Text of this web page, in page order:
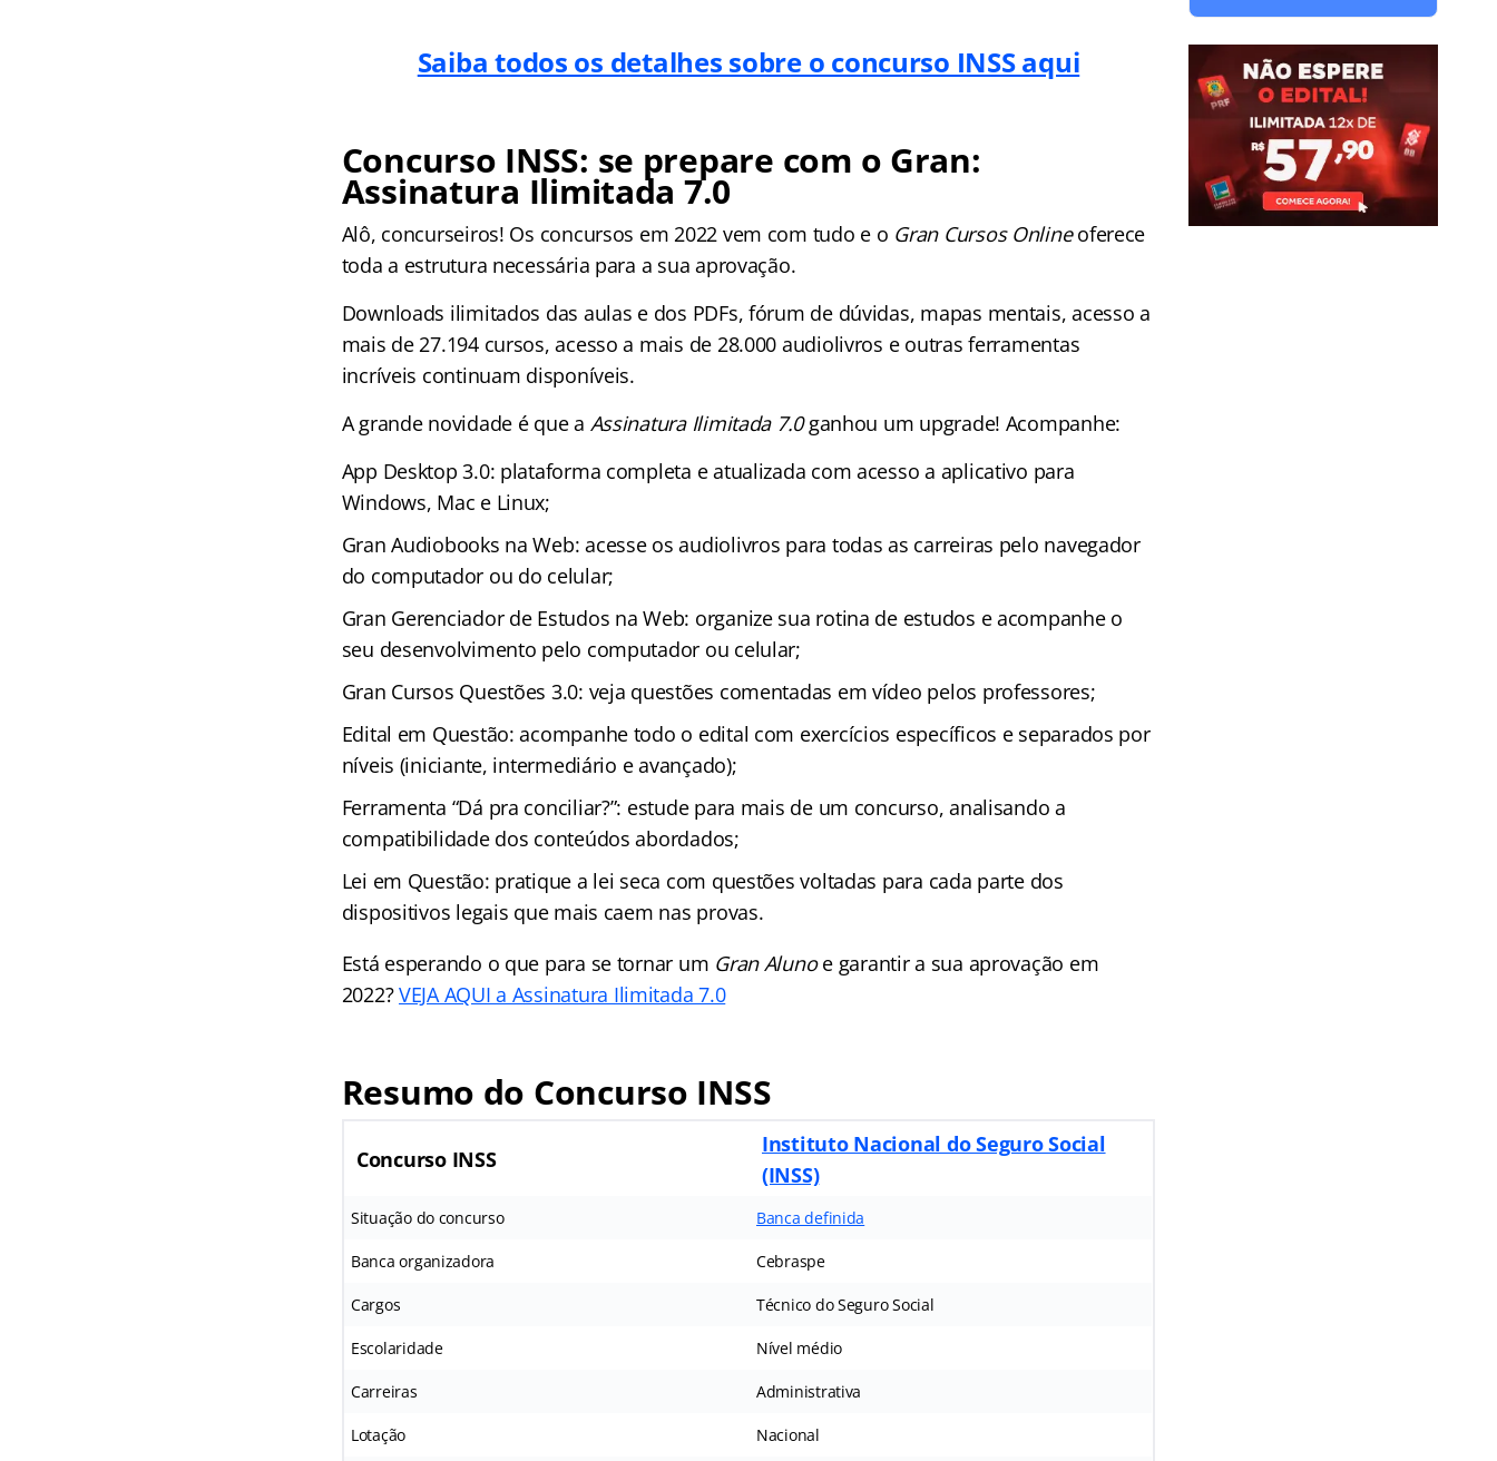
Saiba todos os detalhes sobre o concurso INSS aqui
Concurso INSS: se prepare com o Gran:
Assinatura Ilimitada 7.0
Alô, concurseiros! Os concursos em 2022 vem com tudo e o Gran Cursos Onlineoferece
toda a estrutura necessária para a sua aprovação.
Downloads ilimitados das aulas e dos PDFs, fórum de dúvidas, mapas mentais, acesso a
mais de 27.194 cursos, acesso a mais de 28.000 audiolivros e outras ferramentas
incríveis continuam disponíveis.
A grande novidade é que a Assinatura Ilimitada 7.0ganhou um upgrade! Acompanhe:
App Desktop 3.0: plataforma completa e atualizada com acesso a aplicativo para
Windows, Mac e Linux;
Gran Audiobooks na Web: acesse os audiolivros para todas as carreiras pelo navegador
do computador ou do celular;
Gran Gerenciador de Estudos na Web: organize sua rotina de estudos e acompanhe o
seu desenvolvimento pelo computador ou celular;
Gran Cursos Questões 3.0: veja questões comentadas em vídeo pelos professores;
Edital em Questão: acompanhe todo o edital com exercícios específicos e separados por
níveis (iniciante, intermediário e avançado);
Ferramenta “Dá pra conciliar?”: estude para mais de um concurso, analisando a
compatibilidade dos conteúdos abordados;
Lei em Questão: pratique a lei seca com questões voltadas para cada parte dos
dispositivos legais que mais caem nas provas.
Está esperando o que para se tornar um Gran Alunoe garantir a sua aprovação em
2022?VEJA AQUI a Assinatura Ilimitada 7.0
Resumo do Concurso INSS
Concurso INSS
Instituto Nacional do Seguro Social
(INSS)
Situação do concurso Banca definida
Banca organizadora Cebraspe
Cargos Técnico do Seguro Social
Escolaridade Nível médio
Carreiras Administrativa
Lotação Nacional